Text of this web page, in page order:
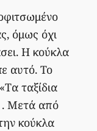
όμως όχι
Η κούκλα
αυτό. Το
ταξίδια
. Μετά από
κούκλα